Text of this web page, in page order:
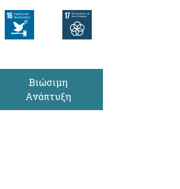
Βιώσιμη
Ανάπτυξη